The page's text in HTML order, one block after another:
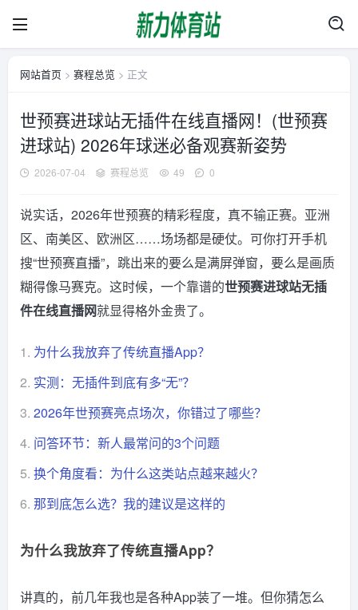
网站首页 > 赛程总览 > 正文
世预赛进球站无插件在线直播网！(世预赛
进球站) 2026年球迷必备观赛新姿势
2026-07-04 赛程总览 49 0
说实话，2026年世预赛的精彩程度，真不输正赛。亚洲
区、南美区、欧洲区……场场都是硬仗。可你打开手机
搜“世预赛直播”，跳出来的要么是满屏弹窗，要么是画质
糊得像马赛克。这时候，一个靠谱的世预赛进球站无插
件在线直播网就显得格外金贵了。
1. 为什么我放弃了传统直播App？
2. 实测：无插件到底有多“无”？
3. 2026年世预赛亮点场次，你错过了哪些？
4. 问答环节：新人最常问的3个问题
5. 换个角度看：为什么这类站点越来越火？
6. 那到底怎么选？我的建议是这样的
为什么我放弃了传统直播App？
讲真的，前几年我也是各种App装了一堆。但你猜怎么